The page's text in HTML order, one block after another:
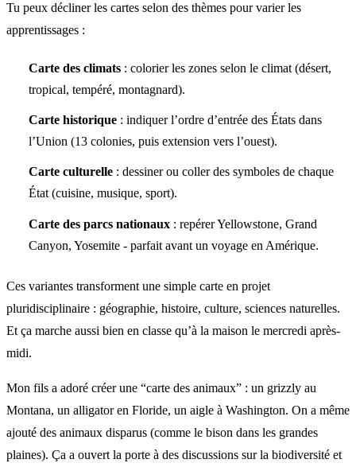
Tu peux décliner les cartes selon des thèmes pour varier les
apprentissages :
Carte des climats : colorier les zones selon le climat (désert,
tropical, tempéré, montagnard).
Carte historique : indiquer l’ordre d’entrée des États dans
l’Union (13 colonies, puis extension vers l’ouest).
Carte culturelle : dessiner ou coller des symboles de chaque
État (cuisine, musique, sport).
Carte des parcs nationaux : repérer Yellowstone, Grand
Canyon, Yosemite - parfait avant un voyage en Amérique.
Ces variantes transforment une simple carte en projet
pluridisciplinaire : géographie, histoire, culture, sciences naturelles.
Et ça marche aussi bien en classe qu’à la maison le mercredi après-
midi.
Mon fils a adoré créer une “carte des animaux” : un grizzly au
Montana, un alligator en Floride, un aigle à Washington. On a même
ajouté des animaux disparus (comme le bison dans les grandes
plaines). Ça a ouvert la porte à des discussions sur la biodiversité et